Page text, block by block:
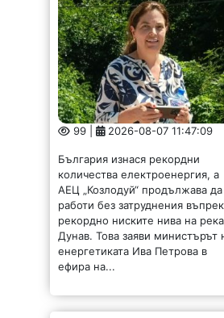
99 | 2026-08-07 11:47:09
България изнася рекордни
количества електроенергия, а
АЕЦ „Козлодуй“ продължава да
работи без затруднения
рекордно ниските нива на река
Дунав. Това заяви министърът
енергетиката Ива Петрова в
ефира на...